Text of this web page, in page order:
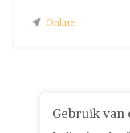
Online
Gebruik van